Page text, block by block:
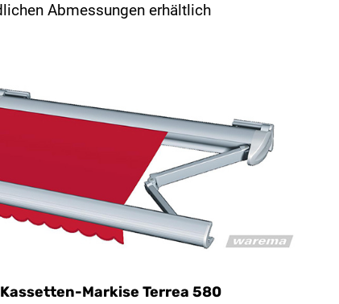
Abmessungen erhältlich
maximal 5500 mm
maximal 3000 mm
Kassetten-Markise für mittelgroße
Volant-Rollo auch für Süd-West
geeignet
Kassetten-Markise Terrea 580